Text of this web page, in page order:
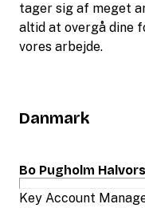
tager sig af meget
altid at overgå dine
vores arbejde.
Danmark
Bo Pugholm
Key Account